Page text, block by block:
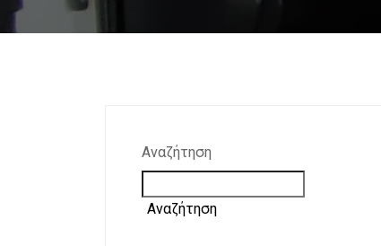
Αναζήτηση
Αναζήτηση